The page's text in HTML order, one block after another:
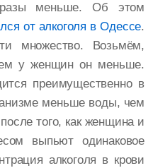
разы меньше. Об этом
от алкоголя в Одессе.
множество. Возьмём,
у женщин он меньше.
преимущественно в
меньше воды, чем
того, как женщина и
выпьют одинаковое
алкоголя в крови